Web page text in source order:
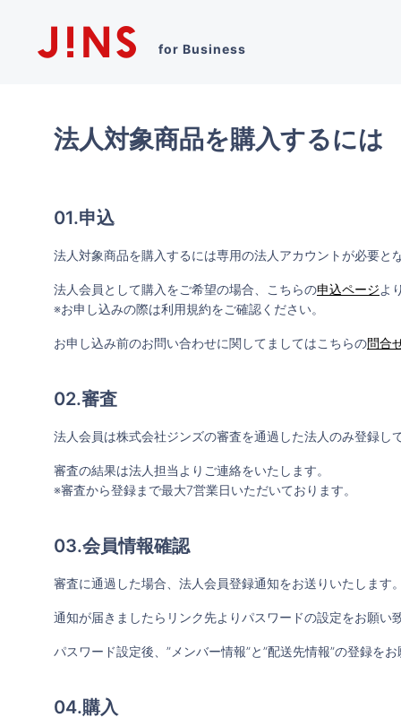
for Business
法人対象商品を購入するには
01.申込
法人対象商品を購入するには専用の法人アカウントが必要と
法人会員として購入をご希望の場合、こちらの申込ページよ
※お申し込みの際は利用規約をご確認ください。
お申し込み前のお問い合わせに関してましてはこちらの問合
02.審査
法人会員は株式会社ジンズの審査を通過した法人のみ登録し
審査の結果は法人担当よりご連絡をいたします。
※審査から登録まで最大7営業日いただいております。
03.会員情報確認
審査に通過した場合、法人会員登録通知をお送りいたします
通知が届きましたらリンク先よりパスワードの設定をお願い
パスワード設定後、”メンバー情報”と”配送先情報”の登録を
04.購入